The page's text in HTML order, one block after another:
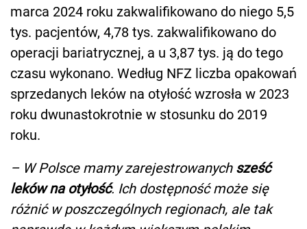
marca 2024 roku zakwalifikowano do niego 5,5
tys. pacjentów, 4,78 tys. zakwalifikowano do
operacji bariatrycznej, a u 3,87 tys. ją do tego
czasu wykonano. Według NFZ liczba opakowań
sprzedanych leków na otyłość wzrosła w 2023
roku dwunastokrotnie w stosunku do 2019
roku.
– W Polsce mamy zarejestrowanych sześć
leków na otyłość. Ich dostępność może się
różnić w poszczególnych regionach, ale tak